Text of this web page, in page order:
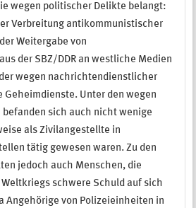
wegen politischer Delikte belangt:
Verbreitung antikommunistischer
Weitergabe von
der SBZ/DDR an westliche Medien
wegen nachrichtendienstlicher
Geheimdienste. Unter den wegen
sich auch nicht wenige
als Zivilangestellte in
tätig gewesen waren. Zu den
jedoch auch Menschen, die
schwere Schuld auf sich
Angehörige von Polizeieinheiten in